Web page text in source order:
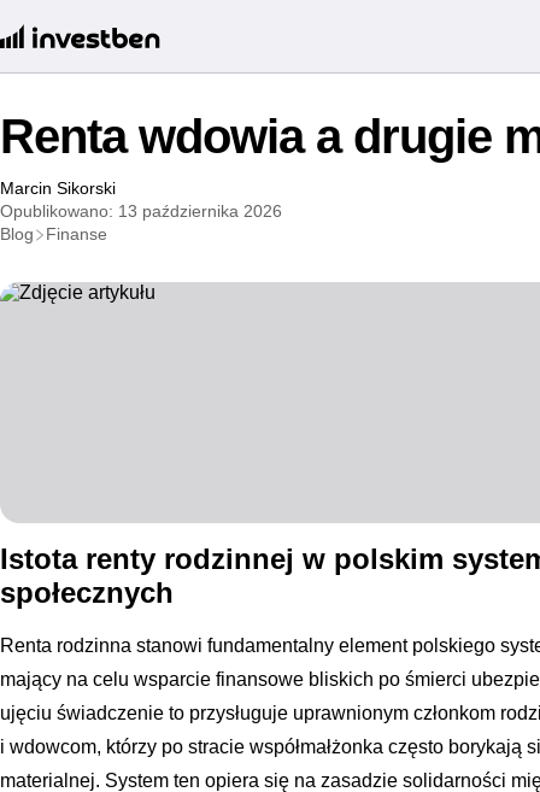
Renta wdowia a drugie
Marcin Sikorski
Opublikowano: 13 października 2026
Blog
Finanse
Istota renty rodzinnej w polskim
społecznych
Renta rodzinna stanowi fundamentalny element polskiego
mający na celu wsparcie finansowe bliskich po śmierci
ujęciu świadczenie to przysługuje uprawnionym członkom
i wdowcom, którzy po stracie współmałżonka często borykają
materialnej. System ten opiera się na zasadzie solidarności